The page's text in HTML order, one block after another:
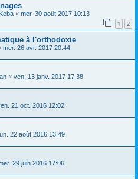
« mer. 30 août 2017 10:13
1 2
à l'orthodoxie
mer. 26 avr. 2017 20:44
« ven. 13 janv. 2017 17:38
21 oct. 2016 12:02
22 août 2016 13:49
29 juin 2016 17:06